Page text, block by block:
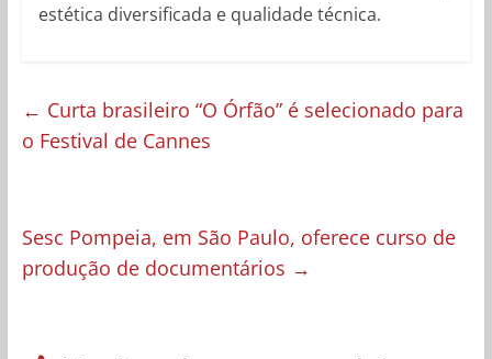
estética diversificada e qualidade técnica.
← Curta brasileiro “O Órfão” é selecionado para
o Festival de Cannes
Sesc Pompeia, em São Paulo, oferece curso de
produção de documentários →